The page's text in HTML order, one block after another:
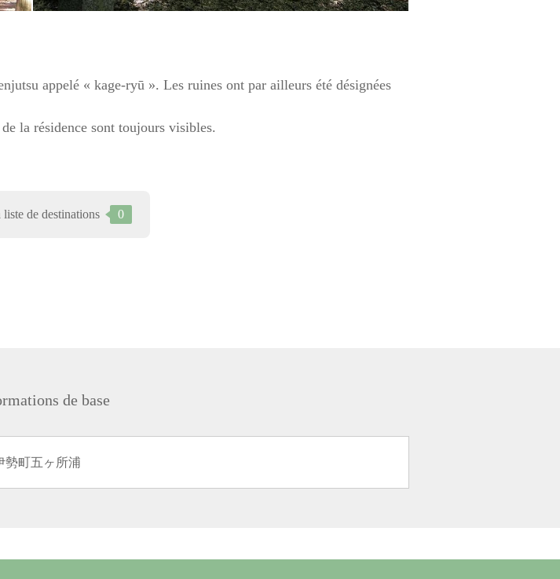
appelé « kage-ryū ». Les ruines ont par ailleurs été désignées
la résidence sont toujours visibles.
de destinations 0
de base
勢町五ヶ所浦